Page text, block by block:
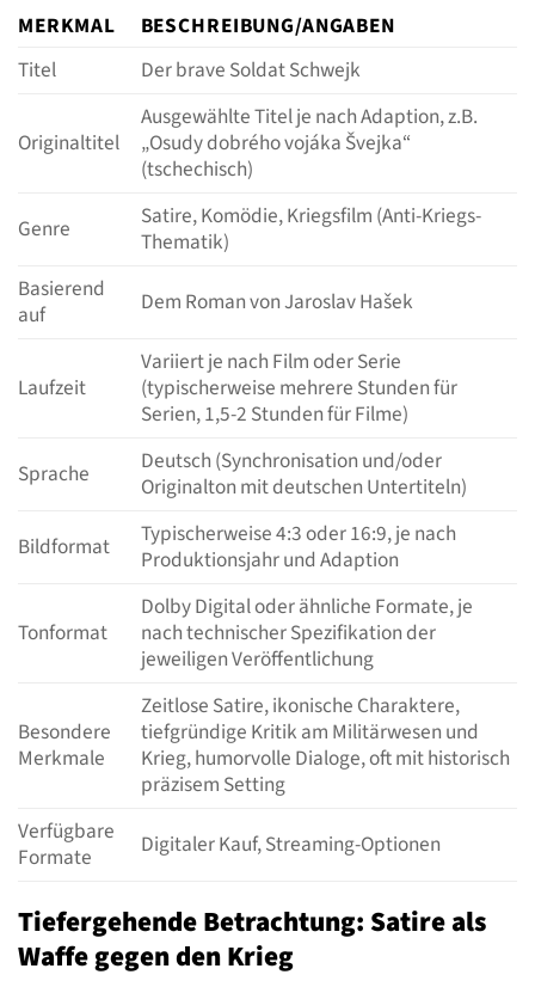
MERKMAL
BESCHREIBUNG/ANGABEN
Titel
Der brave Soldat Schwejk
Originaltitel
Ausgewählte Titel je nach Adaption, z.B.
„Osudy dobrého vojáka Švejka“
(tschechisch)
Genre
Satire, Komödie, Kriegsfilm (Anti-Kriegs-
Thematik)
Basierend
auf
Dem Roman von Jaroslav Hašek
Laufzeit
Variiert je nach Film oder Serie
(typischerweise mehrere Stunden für
Serien, 1,5-2 Stunden für Filme)
Sprache
Deutsch (Synchronisation und/oder
Originalton mit deutschen Untertiteln)
Bildformat
Typischerweise 4:3 oder 16:9, je nach
Produktionsjahr und Adaption
Tonformat
Dolby Digital oder ähnliche Formate, je
nach technischer Spezifikation der
jeweiligen Veröffentlichung
Besondere
Merkmale
Zeitlose Satire, ikonische Charaktere,
tiefgründige Kritik am Militärwesen und
Krieg, humorvolle Dialoge, oft mit historisch
präzisem Setting
Verfügbare
Formate
Digitaler Kauf, Streaming-Optionen
Tiefergehende Betrachtung: Satire als
Waffe gegen den Krieg